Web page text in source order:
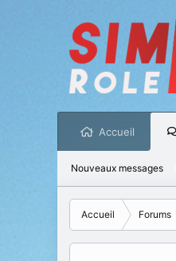
Accueil
Nouveaux messages
Accueil Forums